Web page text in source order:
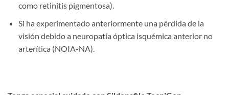
como retinitis pigmentosa).
Si ha experimentado anteriormente una pérdida de la
visión debido a neuropatía óptica isquémica anterior no
arterítica (NOIA-NA).